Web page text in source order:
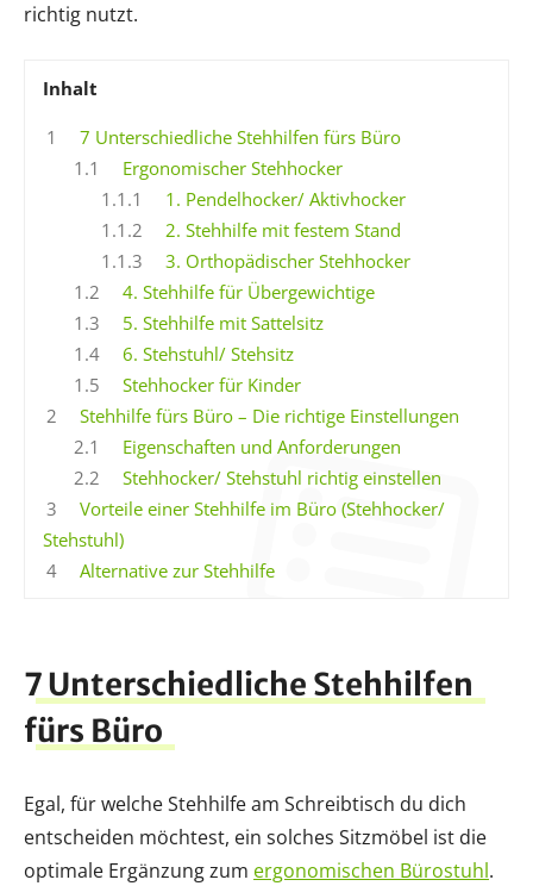
richtig nutzt.
Inhalt
1
7 Unterschiedliche Stehhilfen fürs Büro
1.1
Ergonomischer Stehhocker
1.1.1
1. Pendelhocker/ Aktivhocker
1.1.2
2. Stehhilfe mit festem Stand
1.1.3
3. Orthopädischer Stehhocker
1.2
4. Stehhilfe für Übergewichtige
1.3
5. Stehhilfe mit Sattelsitz
1.4
6. Stehstuhl/ Stehsitz
1.5
Stehhocker für Kinder
2
Stehhilfe fürs Büro – Die richtige Einstellungen
2.1
Eigenschaften und Anforderungen
2.2
Stehhocker/ Stehstuhl richtig einstellen
3
Vorteile einer Stehhilfe im Büro (Stehhocker/
Stehstuhl)
4
Alternative zur Stehhilfe
7 Unterschiedliche Stehhilfen
fürs Büro
Egal, für welche Stehhilfe am Schreibtisch du dich
entscheiden möchtest, ein solches Sitzmöbel ist die
optimale Ergänzung zum ergonomischen Bürostuhl.